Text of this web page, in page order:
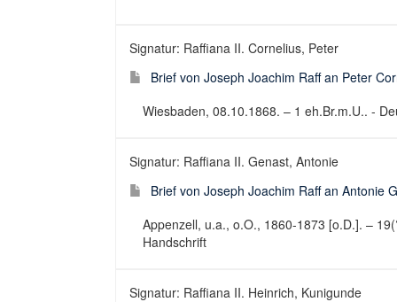
Signatur: Raffiana II. Cornelius, Peter
Brief von Joseph Joachim Raff an Peter
Wiesbaden, 08.10.1868. – 1 eh.Br.m.U.. -
Signatur: Raffiana II. Genast, Antonie
Brief von Joseph Joachim Raff an Antonie
Appenzell, u.a., o.O., 1860-1873 [o.D.]. –
Handschrift
Signatur: Raffiana II. Heinrich, Kunigunde